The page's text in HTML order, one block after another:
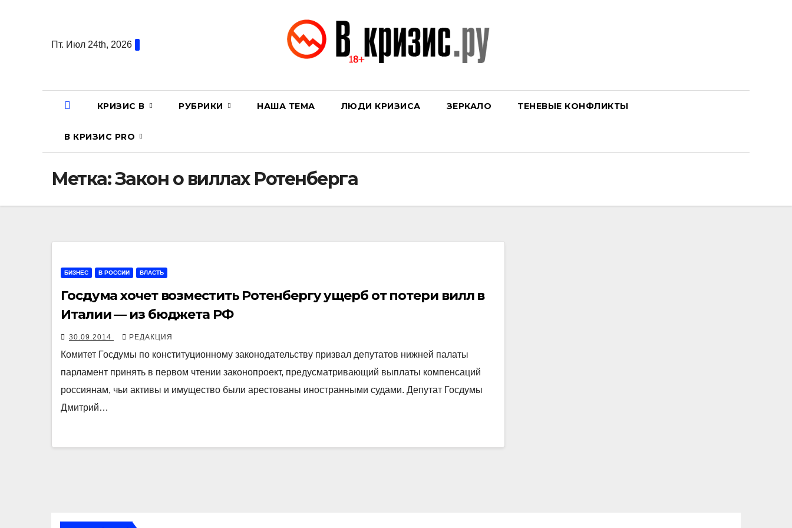
содержаниюПт. Июл 24th, 2026
КРИЗИС В РУБРИКИ НАША ТЕМА ЛЮДИ КРИЗИСА ЗЕРКАЛО ТЕНЕВЫЕ КОНФЛИКТЫ
В КРИЗИС PRO
Метка:Закон о виллах Ротенберга
БИЗНЕС В РОССИИ ВЛАСТЬ
Госдума хочет возместить Ротенбергу ущерб от потери вилл в
Италии — из бюджета РФ
30.09.2014 РЕДАКЦИЯ
Комитет Госдумы по конституционному законодательству призвал депутатов нижней палаты
парламент принять в первом чтении законопроект, предусматривающий выплаты компенсаций
россиянам, чьи активы и имущество были арестованы иностранными судами. Депутат Госдумы
Дмитрий…